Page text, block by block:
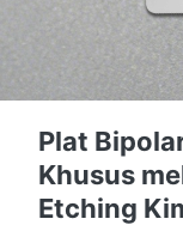
Plat
Khusus
Etching